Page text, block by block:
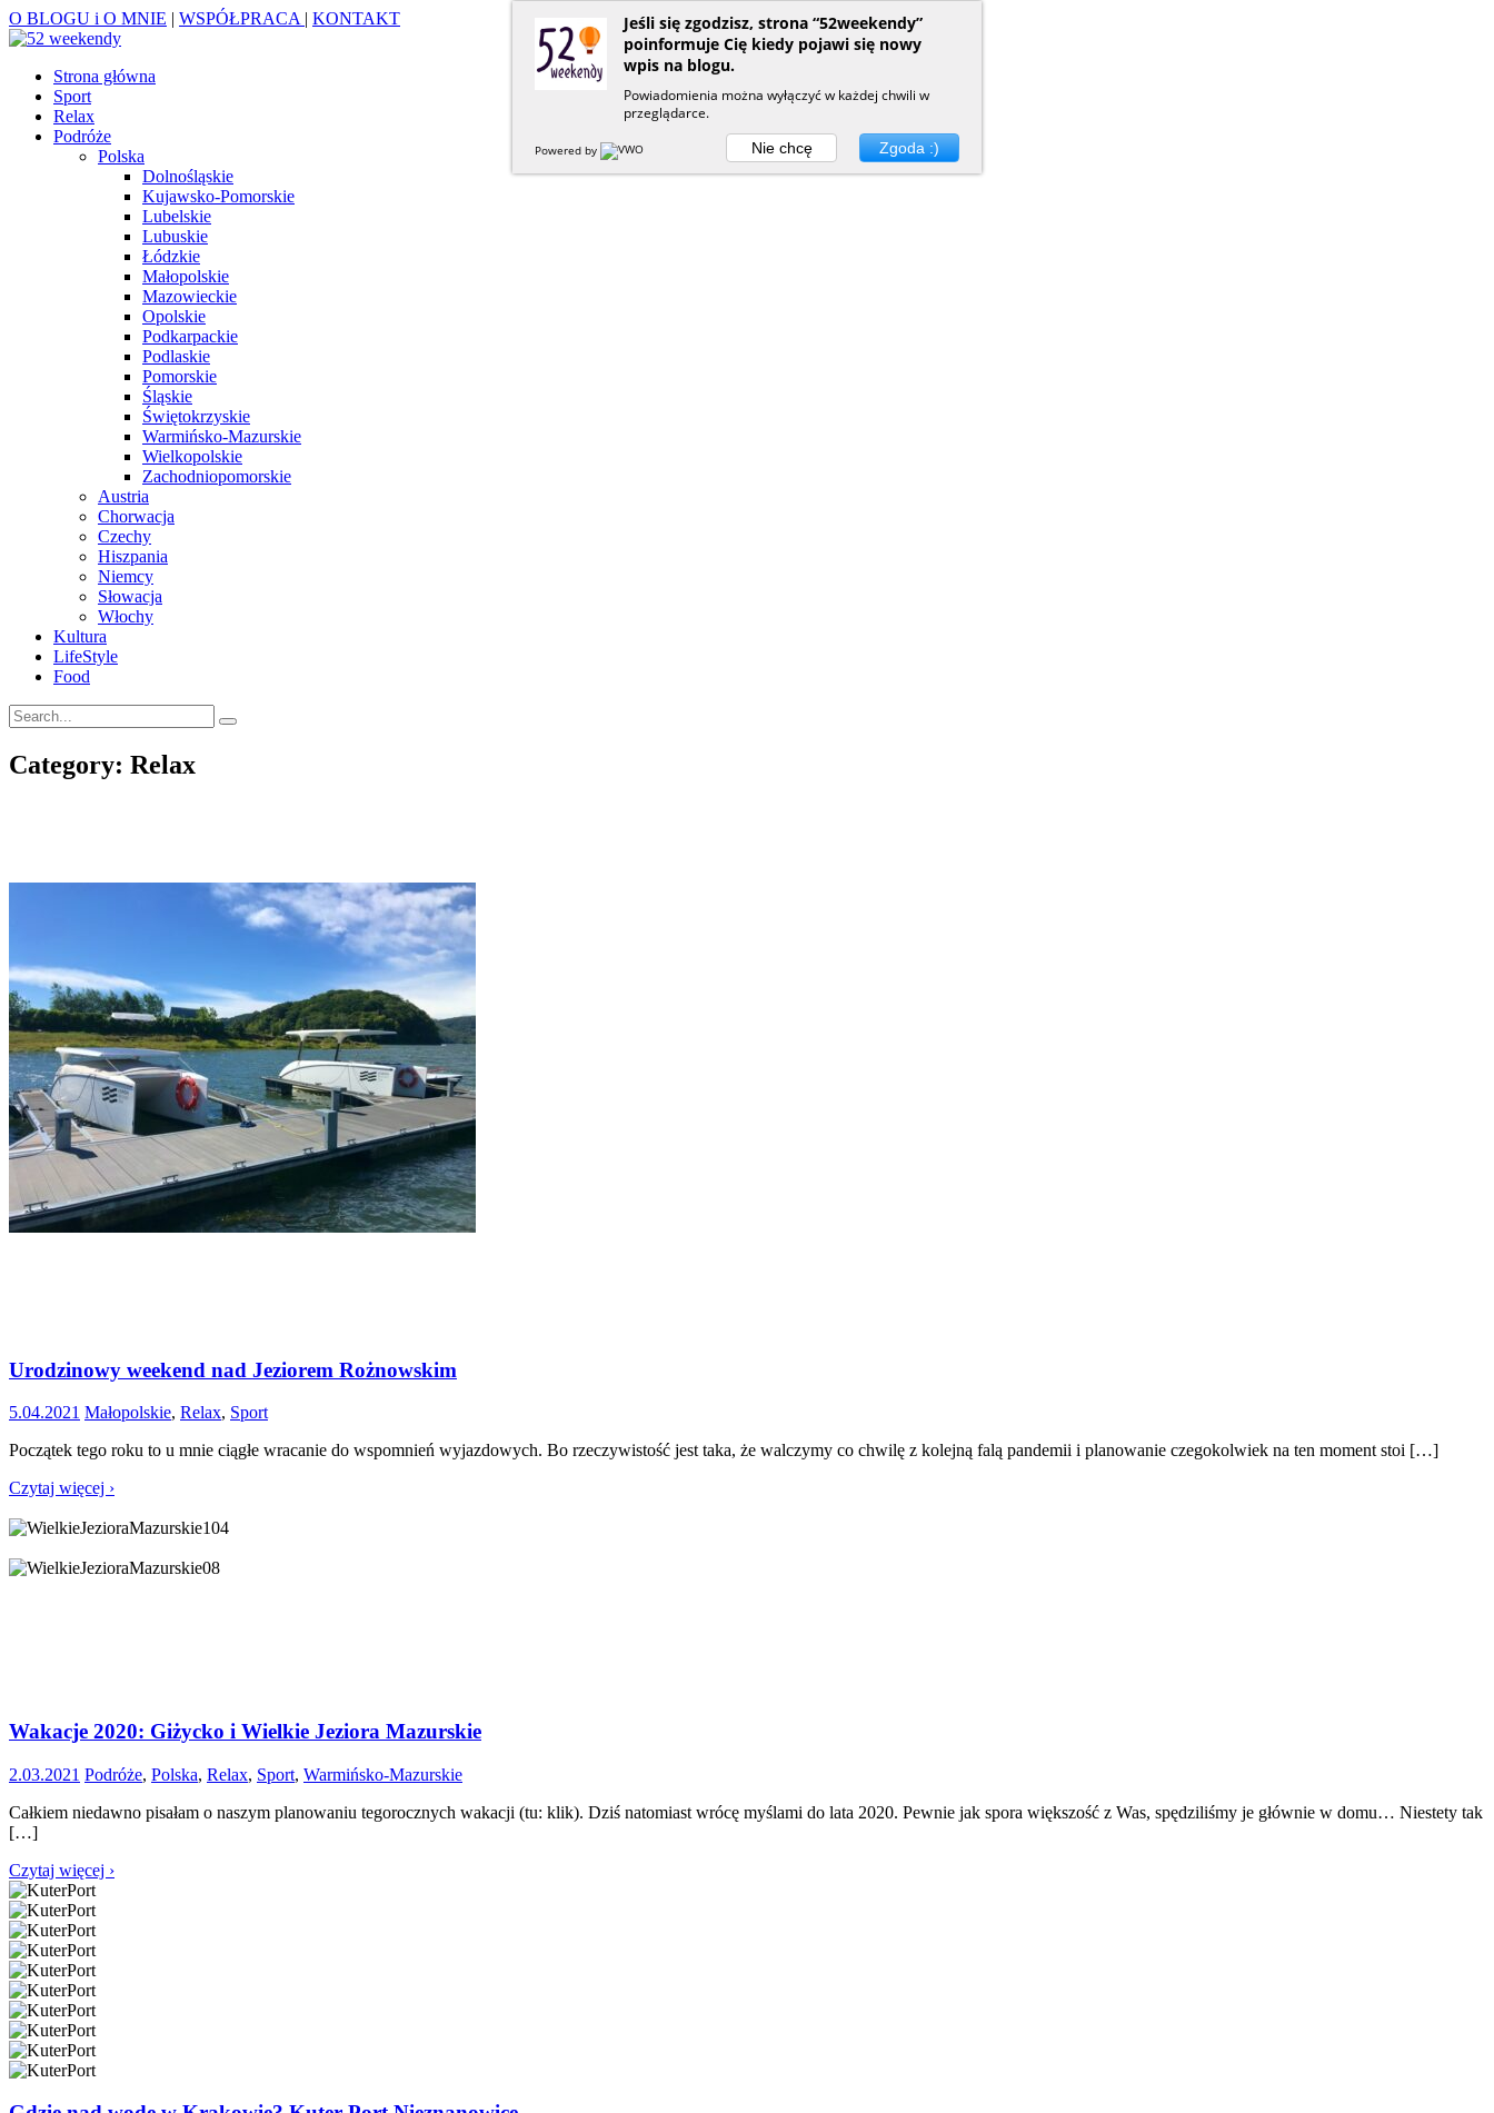
O BLOGU i O MNIE | WSPÓŁPRACA | KONTAKT
Strona główna
Sport
Relax
Podróże
Polska
Dolnośląskie
Kujawsko-Pomorskie
Lubelskie
Lubuskie
Łódzkie
Małopolskie
Mazowieckie
Opolskie
Podkarpackie
Podlaskie
Pomorskie
Śląskie
Świętokrzyskie
Warmińsko-Mazurskie
Wielkopolskie
Zachodniopomorskie
Austria
Chorwacja
Czechy
Hiszpania
Niemcy
Słowacja
Włochy
Kultura
LifeStyle
Food
Category: Relax
Urodzinowy weekend nad Jeziorem Rożnowskim
5.04.2021 Małopolskie, Relax, Sport
Początek tego roku to u mnie ciągłe wracanie do wspomnień wyjazdowych. Bo rzeczywistość jest taka, że walczymy co chwilę z kolejną falą pandemii i planowanie czegokolwiek na ten moment stoi […]
Czytaj więcej ›
Wakacje 2020: Giżycko i Wielkie Jeziora Mazurskie
2.03.2021 Podróże, Polska, Relax, Sport, Warmińsko-Mazurskie
Całkiem niedawno pisałam o naszym planowaniu tegorocznych wakacji (tu: klik). Dziś natomiast wrócę myślami do lata 2020. Pewnie jak spora większość z Was, spędziliśmy je głównie w domu… Niestety tak
[…]
Czytaj więcej ›
Jeśli się zgodzisz, strona “52weekendy”
poinformuje Cię kiedy pojawi się nowy
wpis na blogu.
Powiadomienia można wyłączyć w każdej chwili w
przeglądarce.
Powered by Nie chcę Zgoda :)